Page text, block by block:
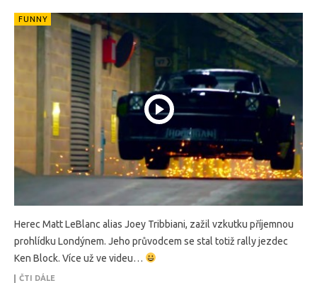
FUNNY
Herec Matt LeBlanc alias Joey Tribbiani, zažil vzkutku příjemnou
prohlídku Londýnem. Jeho průvodcem se stal totiž rally jezdec
Ken Block. Více už ve videu…
ČTI DÁLE